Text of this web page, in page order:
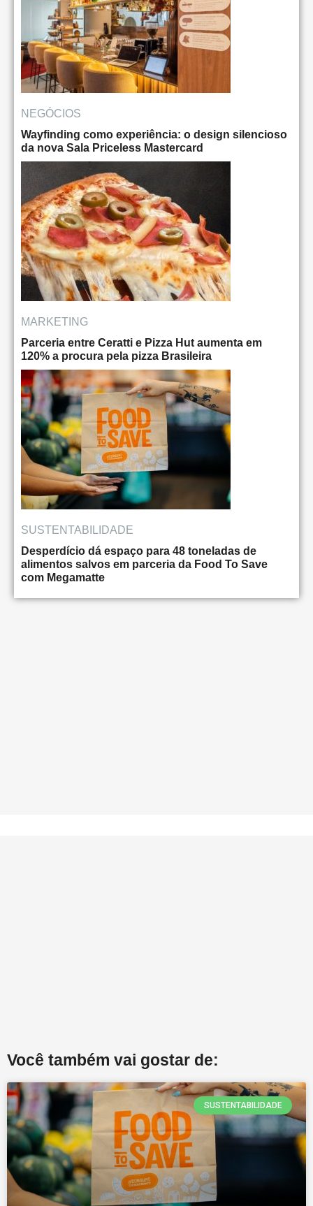
NEGÓCIOS
Wayfinding como experiência: o design silencioso
da nova Sala Priceless Mastercard
MARKETING
Parceria entre Ceratti e Pizza Hut aumenta em
120% a procura pela pizza Brasileira
SUSTENTABILIDADE
Desperdício dá espaço para 48 toneladas de
alimentos salvos em parceria da Food To Save
com Megamatte
Você também vai gostar de:
SUSTENTABILIDADE